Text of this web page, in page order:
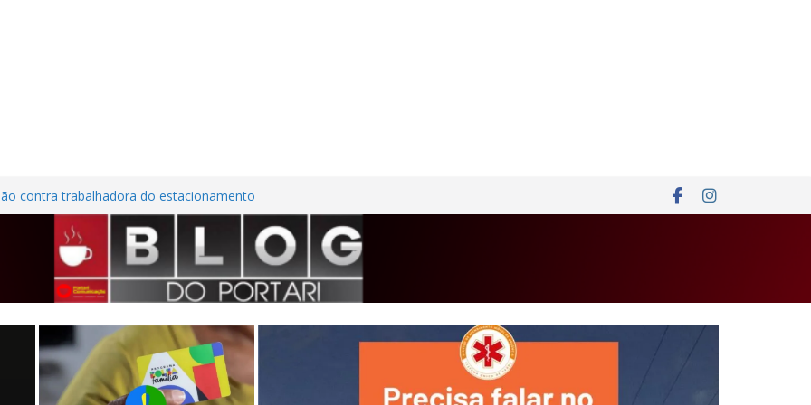
contra trabalhadora do estacionamento
em Frutal
Nordestina
casa desabitada e furtam bicicleta,
no Centro de Frutal
em investimentos, obras de melhoria
seguem em ritmo avançado